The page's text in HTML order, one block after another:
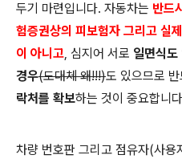
두기 마련입니다. 자동차는 반드시
험증권상의 피보험자 그리고 실
이 아니고, 심지어 서로 일면식도
경우(도대체 왜!!!)도 있으므로 반
락처를 확보하는 것이 중요합니
차량 번호판 그리고 점유자(사